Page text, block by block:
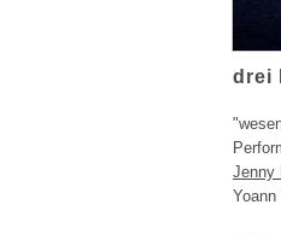
drei
Jenny
Yoann